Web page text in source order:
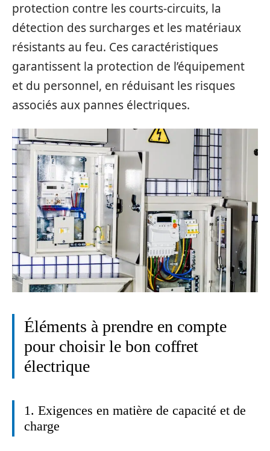
protection contre les courts-circuits, la
détection des surcharges et les matériaux
résistants au feu. Ces caractéristiques
garantissent la protection de l’équipement
et du personnel, en réduisant les risques
associés aux pannes électriques.
Éléments à prendre en compte
pour choisir le bon coffret
électrique
1. Exigences en matière de capacité et de
charge